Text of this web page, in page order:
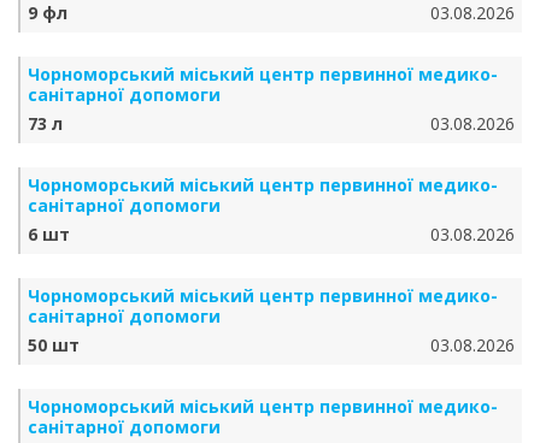
9 фл
03.08.2026
Чорноморський міський центр первинної медико-
санітарної допомоги
73 л
03.08.2026
Чорноморський міський центр первинної медико-
санітарної допомоги
6 шт
03.08.2026
Чорноморський міський центр первинної медико-
санітарної допомоги
50 шт
03.08.2026
Чорноморський міський центр первинної медико-
санітарної допомоги